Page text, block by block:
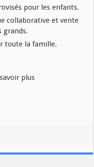
pour les enfants.
collaborative et vente
grands.
toute la famille.
plus